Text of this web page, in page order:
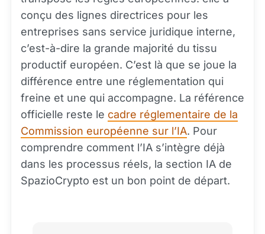
conçu des lignes directrices pour les
entreprises sans service juridique interne,
c’est-à-dire la grande majorité du tissu
productif européen. C’est là que se joue la
différence entre une réglementation qui
freine et une qui accompagne. La référence
officielle reste le cadre réglementaire de la
Commission européenne sur l’IA. Pour
comprendre comment l’IA s’intègre déjà
dans les processus réels, la section IA de
SpazioCrypto est un bon point de départ.